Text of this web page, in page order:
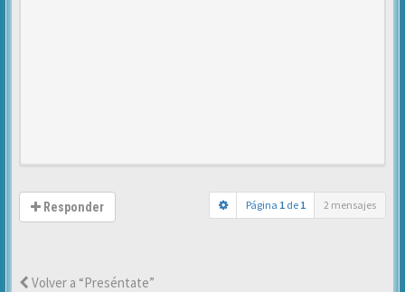
Responder Página 1 de 1 2 mensajes
Volver a “Preséntate”